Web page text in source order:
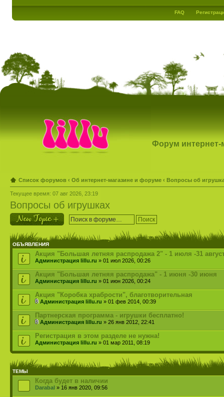
FAQ
Форум интернет-
Список форумов ‹ Об интернет-магазине и форуме ‹ Вопросы об
Текущее время: 07 авг 2026, 23:19
Вопросы об игрушках
Новая тема
ОБЪЯВЛЕНИЯ
Акция "Большая летняя распродажа 2" - 1 июля -31
Администрация lillu.ru » 01 июл 2026, 00:26
Акция "Большая летняя распродажа" - 1 июня -30 июня
Администрация lillu.ru » 01 июн 2026, 00:24
Акция "Коробка храбрости", благотворительная
Администрация lillu.ru » 01 фев 2014, 00:39
Партнерская программа - игрушки бесплатно!
Администрация lillu.ru » 26 янв 2012, 22:41
Регистрация в этом разделе не нужна!
Администрация lillu.ru » 01 мар 2011, 08:19
ТЕМЫ
Когда будет в наличии
Darabal » 16 янв 2020, 09:56